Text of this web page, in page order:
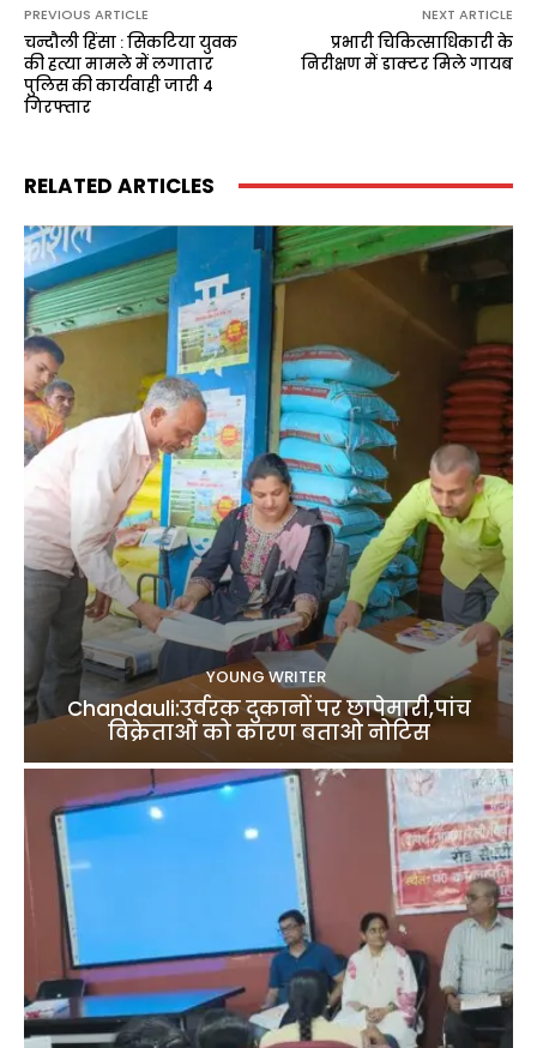
PREVIOUS ARTICLE
चन्दौली हिंसा : सिकटिया युवक
की हत्या मामले में लगातार
पुलिस की कार्यवाही जारी 4
गिरफ्तार
NEXT ARTICLE
प्रभारी चिकित्साधिकारी के
निरीक्षण में डाक्टर मिले गायब
RELATED ARTICLES
YOUNG WRITER
Chandauli:उर्वरक दुकानों पर छापेमारी,पांच
विक्रेताओं को कारण बताओ नोटिस